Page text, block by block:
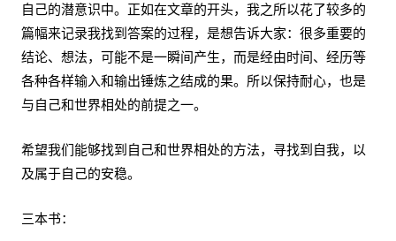
自己的潜意识中。正如在文章的开头，我之所以花了较多的
篇幅来记录我找到答案的过程，是想告诉大家：很多重要的
结论、想法，可能不是一瞬间产生，而是经由时间、经历等
各种各样输入和输出锤炼之结成的果。所以保持耐心，也是
与自己和世界相处的前提之一。
希望我们能够找到自己和世界相处的方法，寻找到自我，以
及属于自己的安稳。
三本书：